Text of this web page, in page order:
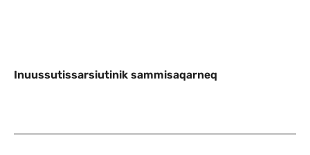
Inuussutissarsiutinik sammisaqarneq